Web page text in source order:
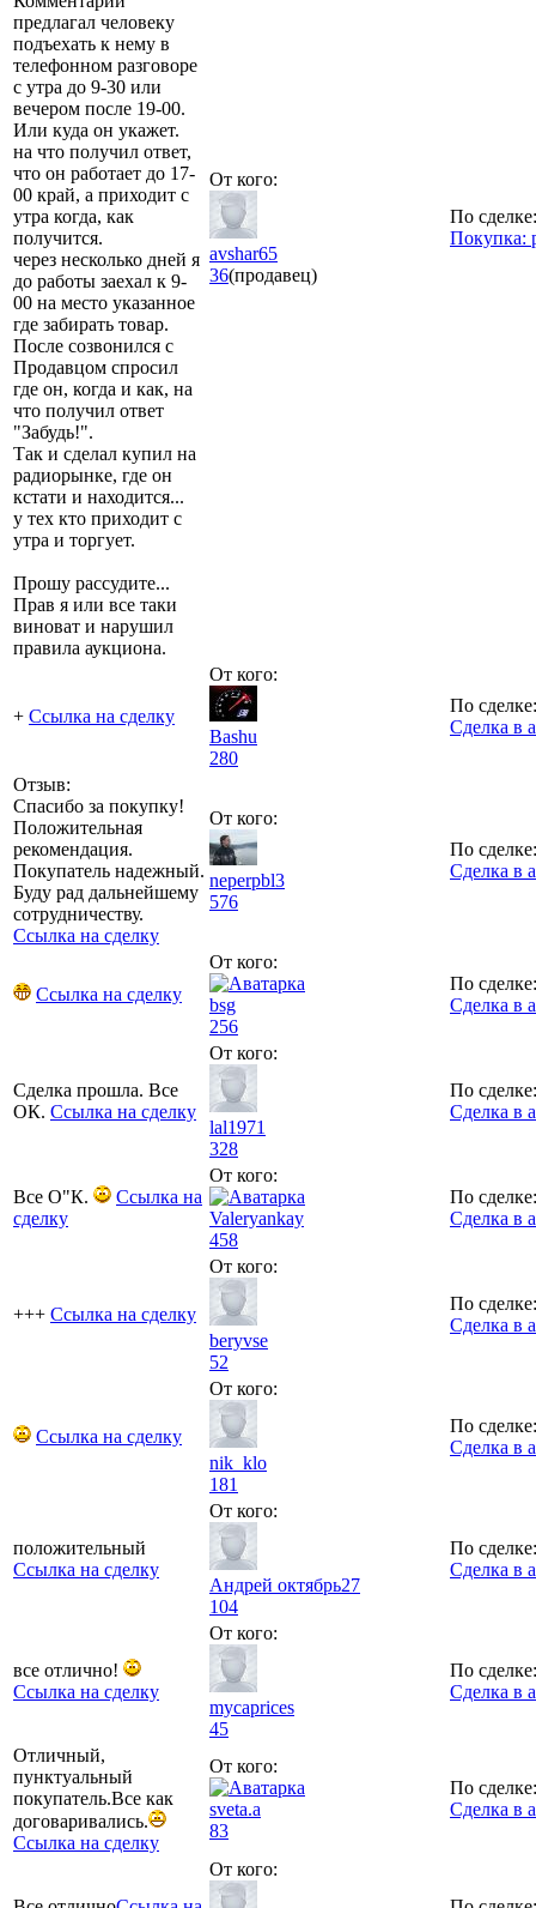
предлагал человеку
подъехать к нему в
телефонном разговоре
с утра до 9-30 или
вечером после 19-00.
Или куда он укажет.
на что получил ответ,
что он работает до 17-
00 край, а приходит с
утра когда, как
получится.
через несколько дней я
до работы заехал к 9-
00 на место указанное
где забирать товар.
После созвонился с
Продавцом спросил
где он, когда и как, на
что получил ответ
"Забудь!".
Так и сделал купил на
радиорынке, где он
кстати и находится...
у тех кто приходит с
утра и торгует.
Прошу рассудите...
Прав я или все таки
виноват и нарушил
правила аукциона.
От кого:
avshar65
36(продавец)
По сделке:
Покупка:
+ Ссылка на сделку
От кого:
Bashu
280
По сделке:
Сделка в
Отзыв:
Спасибо за покупку!
Положительная
рекомендация.
Покупатель надежный.
Буду рад дальнейшему
сотрудничеству.
Ссылка на сделку
От кого:
neperpbl3
576
По сделке:
Сделка в
Ссылка на сделку
От кого:
bsg
256
По сделке:
Сделка в
Сделка прошла. Все
ОК. Ссылка на сделку
От кого:
lal1971
328
По сделке:
Сделка в
Все О"К.
Ссылка на
сделку
От кого:
Valeryankay
458
По сделке:
Сделка в
+++ Ссылка на сделку
От кого:
beryvse
52
По сделке:
Сделка в
Ссылка на сделку
От кого:
nik_klo
181
По сделке:
Сделка в
положительный
Ссылка на сделку
От кого:
Андрей октябрь27
104
По сделке:
Сделка в
все отлично!
Ссылка на сделку
От кого:
mycaprices
45
По сделке:
Сделка в
Отличный,
пунктуальный
покупатель.Все как
договаривались.
Ссылка на сделку
От кого:
sveta.a
83
По сделке:
Сделка в
От кого: